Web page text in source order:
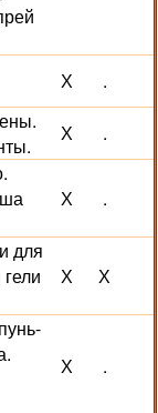
Х .
Х .
Х .
для
Х Х
Х .